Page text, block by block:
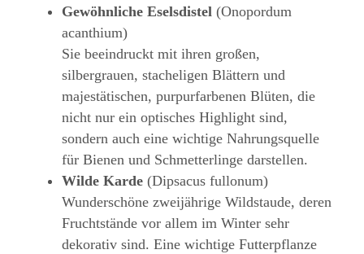
Gewöhnliche Eselsdistel (Onopordum
acanthium)
Sie beeindruckt mit ihren großen,
silbergrauen, stacheligen Blättern und
majestätischen, purpurfarbenen Blüten, die
nicht nur ein optisches Highlight sind,
sondern auch eine wichtige Nahrungsquelle
für Bienen und Schmetterlinge darstellen.
Wilde Karde (Dipsacus fullonum)
Wunderschöne zweijährige Wildstaude, deren
Fruchtstände vor allem im Winter sehr
dekorativ sind. Eine wichtige Futterpflanze